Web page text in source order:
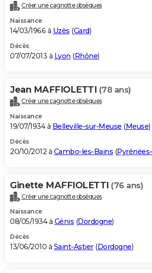
Créer une cagnotte obsèques
Naissance
14/03/1966 à Uzès (Gard)
Décès
07/07/2013 à Lyon (Rhône)
Jean MAFFIOLETTI (78 ans)
Créer une cagnotte obsèques
Naissance
19/07/1934 à Belleville-sur-Meuse (Meuse)
Décès
20/10/2012 à Cambo-les-Bains (
Ginette MAFFIOLETTI (76 ans)
Créer une cagnotte obsèques
Naissance
08/05/1934 à Génis (Dordogne)
Décès
13/06/2010 à Saint-Astier(Dordogne)